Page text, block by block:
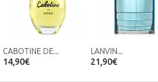
CABOTINE DE...
14,90€
LANVIN...
21,90€